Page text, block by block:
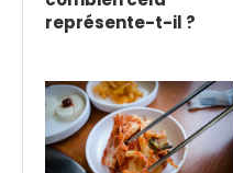
représente-t-il ?